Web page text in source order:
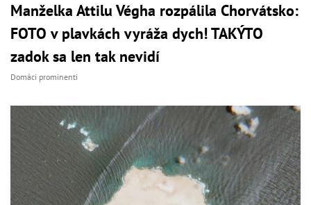
Manželka Attilu Végha rozpálila Chorvátsko:
FOTO v plavkách vyráža dych! TAKÝTO
zadok sa len tak nevidí
Domáci prominenti